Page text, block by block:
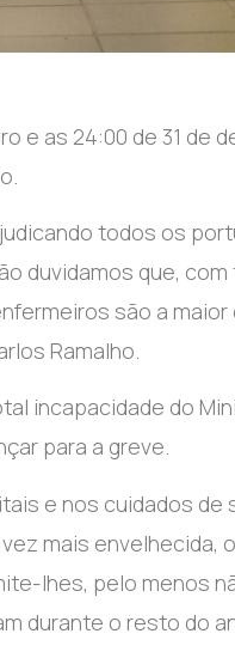
e as 24:00 de 31 de
todos os
duvidamos que,
são a
Ramalho.
incapacidade do
para a greve.
e nos cuidados de
mais envelhecida,
lhes, pelo menos
durante o resto do